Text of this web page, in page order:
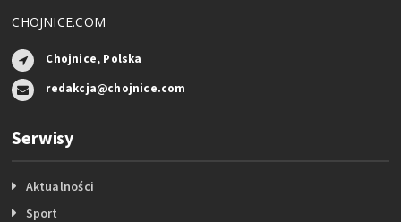
CHOJNICE.COM
Chojnice, Polska
redakcja@chojnice.com
Serwisy
Aktualności
Sport